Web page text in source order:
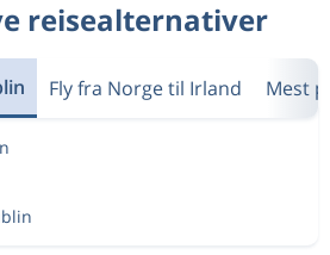
reisealternativer
Fly fra Norge til Irland Mest